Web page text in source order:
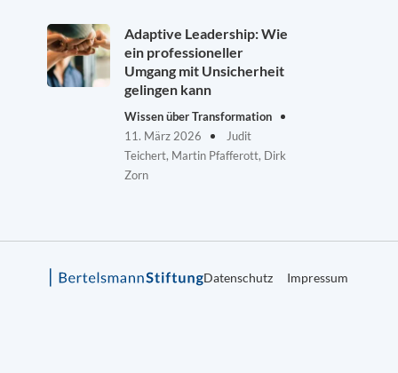
Adaptive Leadership: Wie
ein professioneller
Umgang mit Unsicherheit
gelingen kann
Wissen über Transformation
11. März 2026
Judit
Teichert, Martin Pfafferott, Dirk
Zorn
Datenschutz Impressum